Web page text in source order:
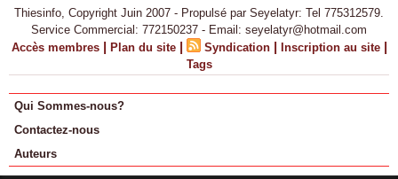
Thiesinfo, Copyright Juin 2007 - Propulsé par Seyelatyr: Tel 775312579.
Service Commercial: 772150237 - Email: seyelatyr@hotmail.com
Accès membres | Plan du site | Syndication | Inscription au site |
Tags
Qui Sommes-nous?
Contactez-nous
Auteurs